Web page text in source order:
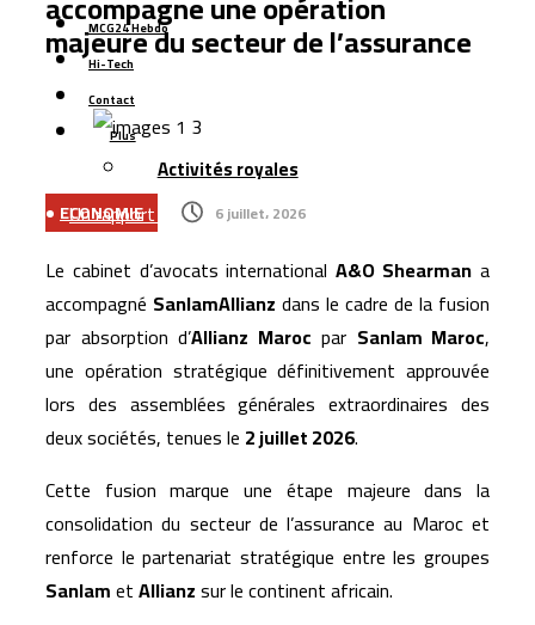
Les ventes de voitures dépassent 152.000 unités au
Maroc, portées par les modèles électriques et les
marques chinoises
Le Maroc se classe 106ᵉ au monde dans l’indice
mondial de résidence 2026
Un rapport espagnol met en lumière les capacités des
CNSS lance une réforme stratégique de son système
de gestion interne pour 1,2 million de dirhams
Le Maroc figure parmi les dix premières destinations
mondiales pour les investissements privés soutenus
par le financement du développement
MCG24 Hebdo
Hi-Tech
Contact
Plus
Activités royales
majeure du secteur de l’assurance
ECONOMIE 6 juillet، 2026
Le cabinet d’avocats internationalA&O Shearman a
accompagné SanlamAllianz dans le cadre de la fusion
par absorption d’Allianz Maroc par Sanlam Maroc,
une opération stratégique définitivement approuvée
lors des assemblées générales extraordinaires des
deux sociétés, tenues le 2 juillet 2026.
Cette fusion marque une étape majeure dans la
consolidation du secteur de l’assurance au Maroc et
renforce le partenariat stratégique entre les groupes
SanlametAllianzsur le continent africain.